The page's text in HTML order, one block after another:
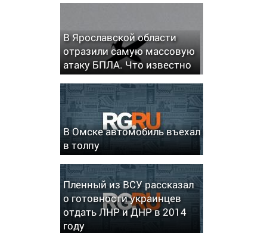
В Ярославской области
отразили самую массовую
атаку БПЛА. Что известно
В Омске автомобиль въехал
в толпу
Пленный из ВСУ рассказал
о готовности украинцев
отдать ЛНР и ДНР в 2014
году